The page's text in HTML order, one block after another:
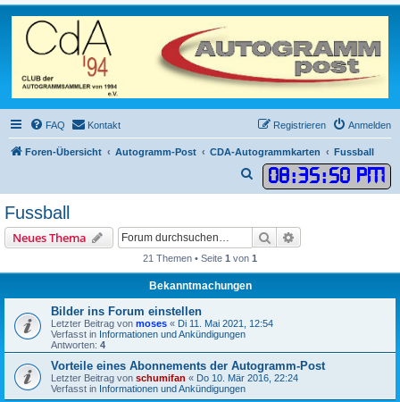
FAQ Kontakt Anmelden
Registrieren
Foren-Übersicht Autogramm-Post CDA-Autogrammkarten Fussball
08:35:50 PM
u
h
e
Fussball
Neues Thema Suche
21 Themen • Seite 1 von 1
Bekanntmachungen
Bilder ins Forum einstellen
Letzter Beitrag von moses « Di 11. Mai 2021, 12:54
Verfasst in Informationen und Ankündigungen
Antworten: 4
Vorteile eines Abonnements der Autogramm-Post
Letzter Beitrag von schumifan « Do 10. Mär 2016, 22:24
Verfasst in Informationen und Ankündigungen